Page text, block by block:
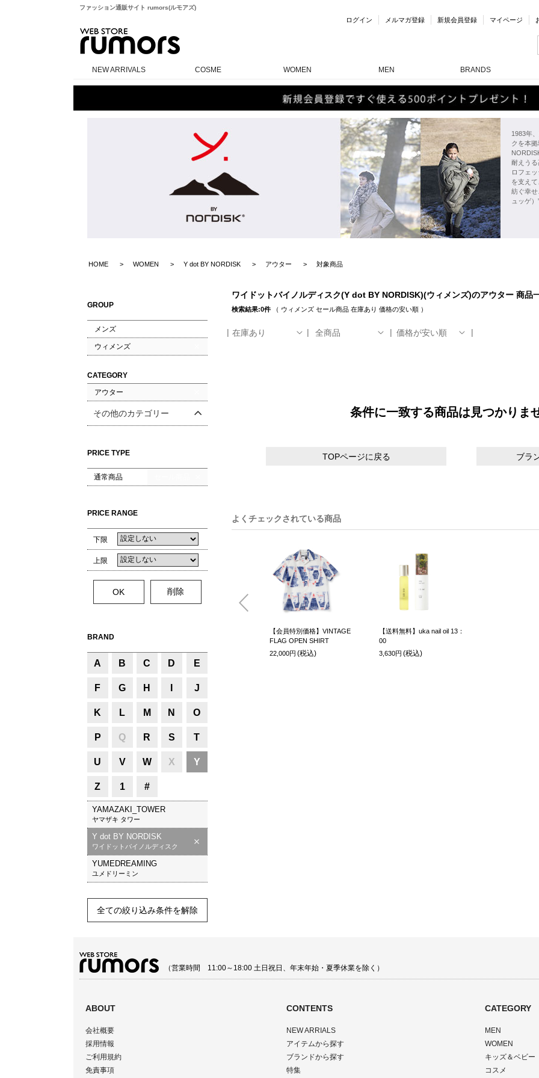
ファッション通販サイト rumors(ルモアズ)
ログイン メルマガ登録 新規会員登録 マイページ
NEW ARRIVALS COSME WOMEN MEN BRANDS
1983年
クを本
耐えう
ロフェ
を支え
紡ぐ幸せ
ュッゲ
HOME WOMEN Y dot BY NORDISK アウター 対象商品
GROUP
メンズ
ウィメンズ
CATEGORY
アウター
その他のカテゴリー
PRICE TYPE
通常商品
PRICE RANGE
下限
上限
BRAND
A B C D E
F G H J
K L M N O
P Q R S T
U V W X Y
Z 1 #
YAMAZAKI_TOWER
ヤマザキ タワー
Y dot BY NORDISK
ワイドットバイノルディスク
YUMEDREAMING
ユメドリーミン
全ての絞り込み条件を解除
ワイドットバイノルディスク(Y dot BY NORDISK)(ウィメンズ)のアウター 商品
検索結果:0件（ ウィメンズ セール商品 在庫あり 価格の安い順）
在庫あり 全商品 価格が安い順
条件に一致する商品は見つかりま
TOPページに戻る ブラ
よくチェックされている商品
【会員特別価格】VINTAGE
FLAG OPEN SHIRT
22,000円 (税込)
【送料無料】uka nail oil 13：
00
3,630円 (税込)
（営業時間 11:00～18:00 土日祝日、年末年始・夏季休業を除く）
ABOUT
会社概要
採用情報
ご利用規約
免責事項
CONTENTS
NEW ARRIALS
アイテムから探す
ブランドから探す
特集
CATEGORY
MEN
WOMEN
キッズ＆ベビー
コスメ